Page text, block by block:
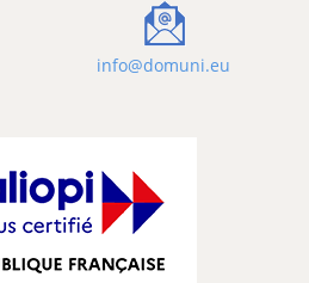
info@domuni.eu